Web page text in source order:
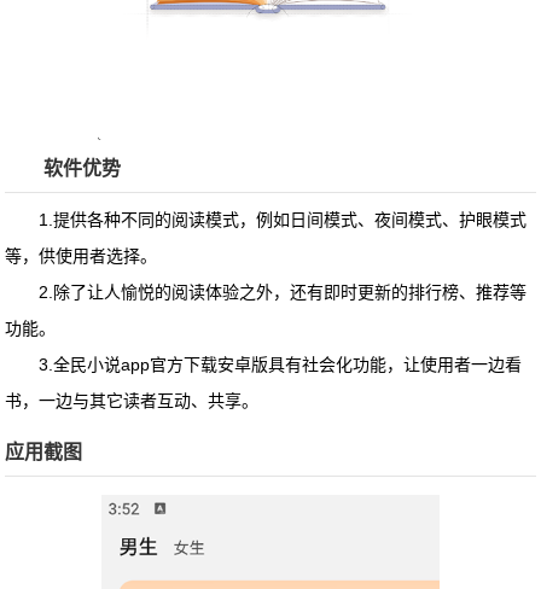
软件优势
1.提供各种不同的阅读模式，例如日间模式、夜间模式、护眼模式
等，供使用者选择。
2.除了让人愉悦的阅读体验之外，还有即时更新的排行榜、推荐等
功能。
3.全民小说app官方下载安卓版具有社会化功能，让使用者一边看
书，一边与其它读者互动、共享。
应用截图